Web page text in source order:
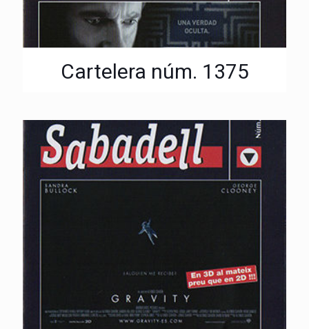
Cartelera núm. 1375